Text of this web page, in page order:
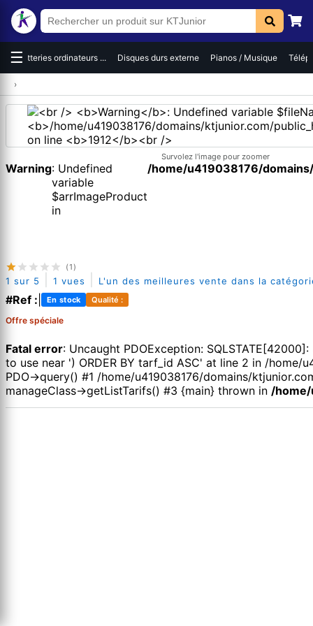
☰Batteries ordinateurs ... Disques durs externe Pianos / Musique
›
Warning: Undefined
variable
$arrImageProduct
in
/home/u419038176/
Survolez l'image pour zoomer
(1)
1 sur 5 1 vues L'un des meilleures vente dans la
#Ref : En stock Qualité :
Offre spéciale
Fatal error: Uncaught PDOException:
to use near ') ORDER BY tarf_id ASC' at line 2 in /
PDO->query() #1 /home/u419038176/domains/
manageClass->getListTarifs() #3 {main} thrown in /